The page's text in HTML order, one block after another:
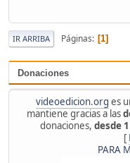
Donaciones
videoedicion.org es
mantiene gracias a las
donaciones, desde
[
PARA
IR ARRIBA Páginas 1